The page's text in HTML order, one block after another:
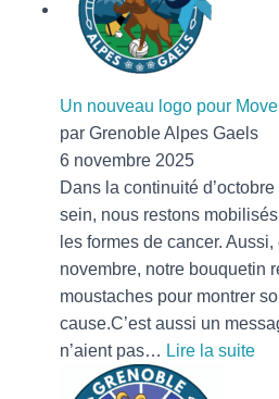
Un nouveau logo pour
par Grenoble Alpes Gaels
6 novembre 2025
Dans la continuité
sein, nous restons
les formes de cancer.
novembre, notre bouquetin
moustaches pour montrer
cause.C’est aussi un
n’aient pas… Lire la suite: